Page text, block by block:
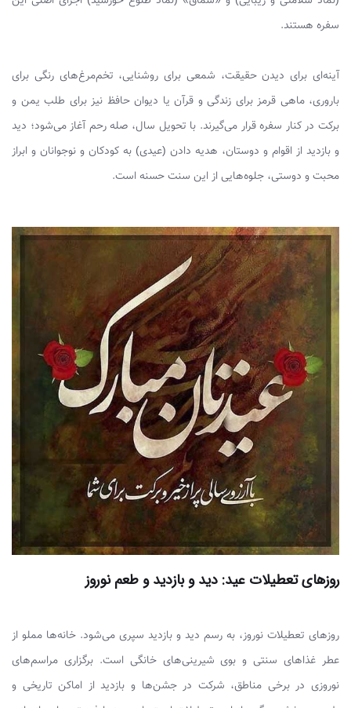
سفره هستند.
آینه‌ای برای دیدن حقیقت، شمعی برای روشنایی، تخم‌مرغ‌های رنگی برای
باروری، ماهی قرمز برای زندگی و قرآن یا دیوان حافظ نیز برای طلب یمن و
برکت در کنار سفره قرار می‌گیرند. با تحویل سال، صله رحم آغاز می‌شود؛ دید
و بازدید از اقوام و دوستان، هدیه دادن (عیدی) به کودکان و نوجوانان و ابراز
محبت و دوستی، جلوه‌هایی از این سنت حسنه است.
روزهای تعطیلات عید: دید و بازدید و طعم نوروز
روزهای تعطیلات نوروز، به رسم دید و بازدید سپری می‌شود. خانه‌ها مملو از
عطر غذاهای سنتی و بوی شیرینی‌های خانگی است. برگزاری مراسم‌های
نوروزی در برخی مناطق، شرکت در جشن‌ها و بازدید از اماکن تاریخی و